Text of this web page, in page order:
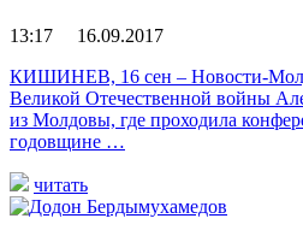
13:17 16.09.2017
КИШИНЕВ, 16 сен – Новости-
Великой Отечественной войны
из Молдовы, где проходила
годовщине …
читать